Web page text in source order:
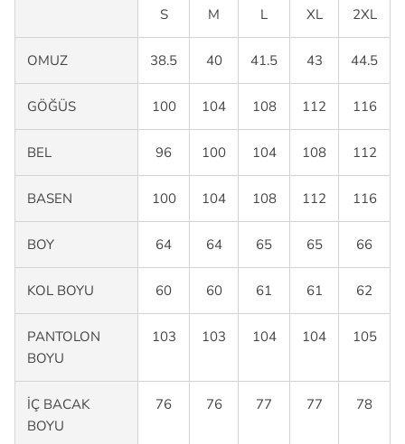
S M L XL 2XL
OMUZ 38.5 40 41.5 43 44.5
GÖĞÜS 100 104 108 112 116
BEL 96 100 104 108 112
BASEN 100 104 108 112 116
BOY 64 64 65 65 66
KOL BOYU 60 60 61 61 62
PANTOLON
BOYU
103 103 104 104 105
İÇ BACAK
BOYU
76 76 77 77 78